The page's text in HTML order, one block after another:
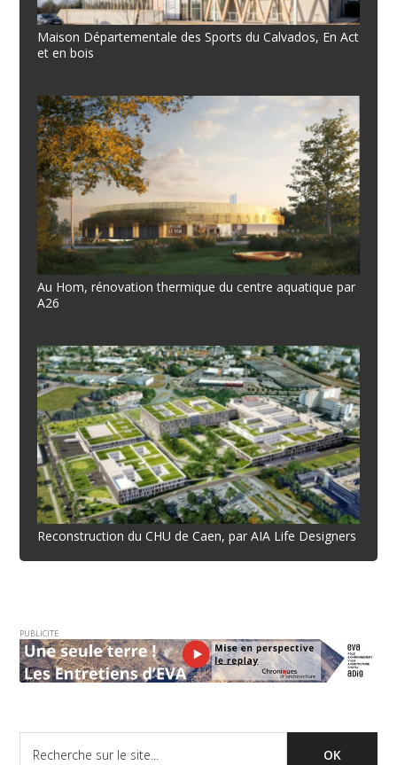
Maison Départementale des Sports du Calvados, En Act
et en bois
Au Hom, rénovation thermique du centre aquatique par
A26
Reconstruction du CHU de Caen, par AIA Life Designers
PUBLICITE